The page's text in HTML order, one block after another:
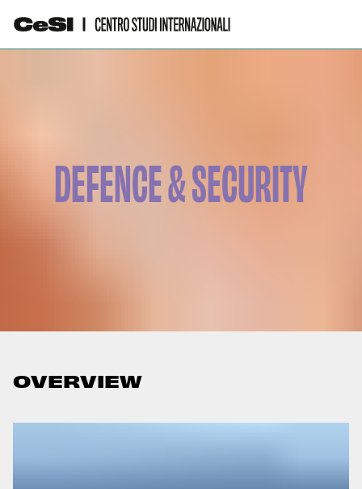
DEFENCE & SECURITY
OVERVIEW